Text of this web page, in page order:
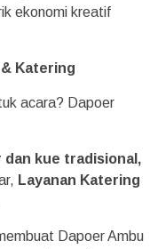
ekonomi kreatif
& Katering
acara? Dapoer
dan kue tradisional,
Layanan Katering
Dapoer Ambu